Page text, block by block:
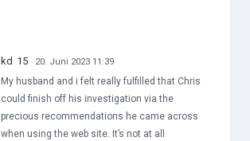
kd 15 20. Juni 2023 11:39
My husband and i felt really fulfilled that Chris
could finish off his investigation via the
precious recommendations he came across
when using the web site. It’s not at all